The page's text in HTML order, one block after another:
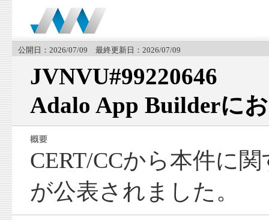
公開日：2026/07/09 最終更新日：2026/07/09
JVNVU#99220646
Adalo App Builderに
CERT/CCから本件に
が公表されました。